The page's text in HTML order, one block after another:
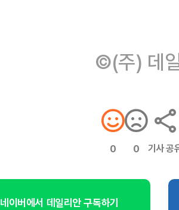
©(주) 데
0 0 기사 공
네이버에서 데일리안 구독하기